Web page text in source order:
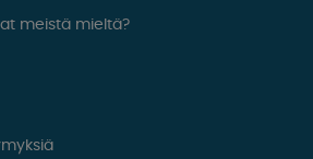
meistä mieltä?